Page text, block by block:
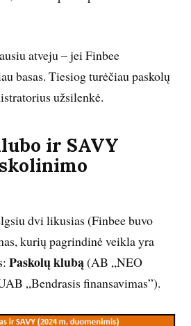
atveju – jei Finbee
basas. Tiesiog turėčiau paskolų
užsilenkė.
ir SAVY
dvi likusias (Finbee buvo
kurių pagrindinė veikla yra
Paskolų klubą(AB „NEO
„Bendrasis finansavimas”).